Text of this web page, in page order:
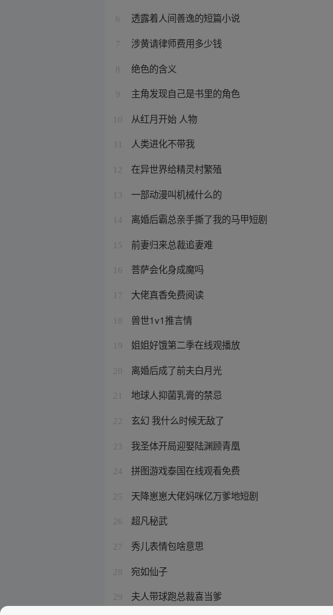
6 透露着人间善逸的短篇小说
7 涉黄请律师费用多少钱
8 绝色的含义
9 主角发现自己是书里的角色
10 从红月开始 人物
人类进化不带我
12 在异世界给精灵村繁殖
13 一部动漫叫机械什么的
14 离婚后霸总亲手撕了我的马甲短剧
15 前妻归来总裁追妻难
16 菩萨会化身成魔吗
17 大佬真香免费阅读
18 兽世1v1推言情
19 姐姐好饿第二季在线观播放
20 离婚后成了前夫白月光
21 地球人抑菌乳膏的禁忌
22 玄幻 我什么时候无敌了
23 我圣体开局迎娶陆渊顾青凰
24 拼图游戏泰国在线观看免费
25 天降崽崽大佬妈咪亿万爹地短剧
26 超凡秘武
27 秀儿表情包啥意思
28 宛如仙子
29
夫人带球跑总裁喜当爹